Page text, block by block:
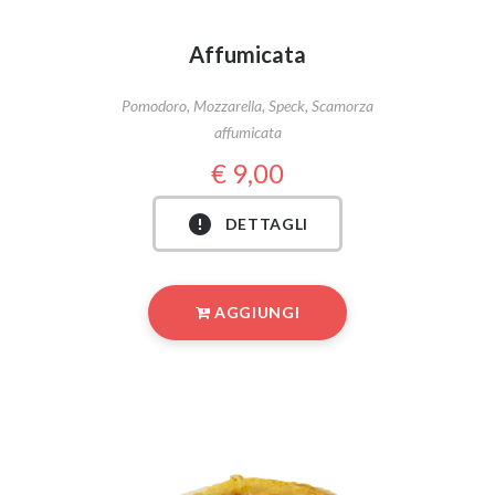
Affumicata
Pomodoro, Mozzarella, Speck, Scamorza
affumicata
9,00
DETTAGLI
AGGIUNGI